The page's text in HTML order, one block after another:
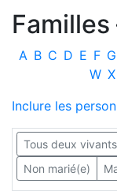
A B C D E F G
W X
Inclure les
Tous deux vivants
Non marié(e)